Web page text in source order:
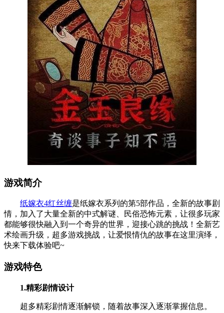
游戏简介
纸嫁衣4红丝缠是纸嫁衣系列的第5部作品，全新的故事剧
情，加入了大量全新的中式解谜、民俗恐怖元素，让很多玩家
都能够很快融入到一个奇异的世界，迎接心跳的挑战！全新艺
术绘画升级，超多游戏挑战，让爱恨情仇的故事在这里演绎，
快来下载体验吧~
游戏特色
1.精彩剧情设计
超多精彩剧情逐渐解锁，随着故事深入逐渐掌握信息。